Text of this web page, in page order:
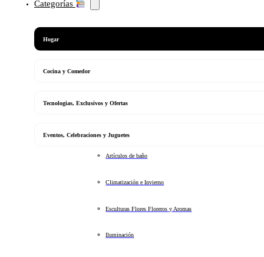
Categorías
Hogar
Cocina y Comedor
Tecnologias, Exclusivos y Ofertas
Eventos, Celebraciones y Juguetes
Artículos de baño
Climatización e Invierno
Esculturas Flores Floreros y Aromas
Iluminación